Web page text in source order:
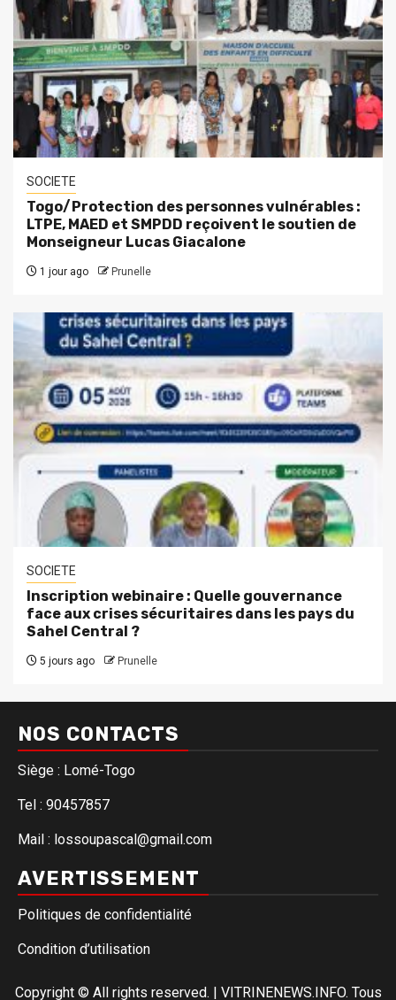
SOCIETE
Togo/Protection des personnes vulnérables :
LTPE, MAED et SMPDD reçoivent le soutien de
Monseigneur Lucas Giacalone
1 jour ago Prunelle
SOCIETE
Inscription webinaire : Quelle gouvernance
face aux crises sécuritaires dans les pays du
Sahel Central ?
5 jours ago Prunelle
NOS CONTACTS
Siège : Lomé-Togo
Tel : 90457857
Mail : lossoupascal@gmail.com
AVERTISSEMENT
Politiques de confidentialité
Condition d’utilisation
Copyright © All rights reserved. VITRINENEWS.INFO. Tous